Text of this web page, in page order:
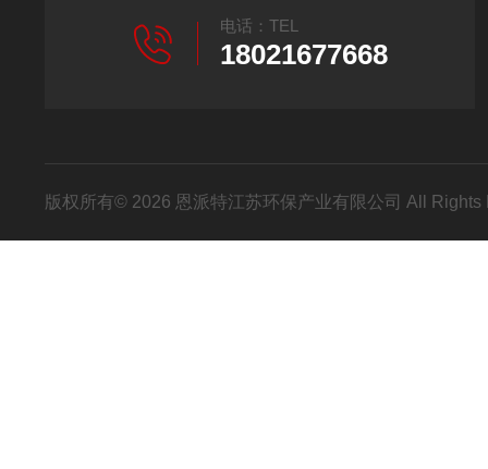
电话：TEL
18021677668
版权所有© 2026 恩派特江苏环保产业有限公司 All